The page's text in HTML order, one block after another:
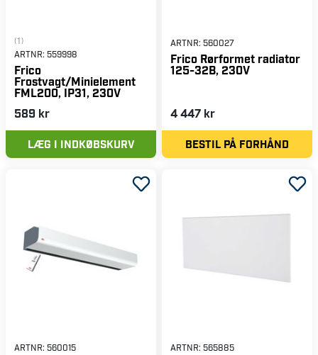
(1)
ARTNR: 559998
Frico
Frostvagt/Minielement
FML200, IP31, 230V
589 kr
LÆG I INDKØBSKURV
ARTNR: 560027
Frico Rørformet radiator
125-32B, 230V
4 447 kr
BESTIL PÅ FORHÅND
ARTNR: 560015 ARTNR: 565885